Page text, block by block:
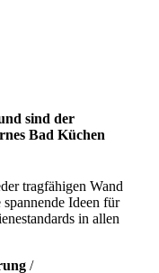
sind der
Bad Küchen
tragfähigen Wand
spannende Ideen für
in allen
/